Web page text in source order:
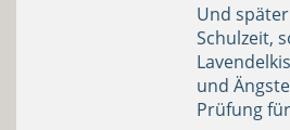
Und
Schulzeit,
und
Prüfung